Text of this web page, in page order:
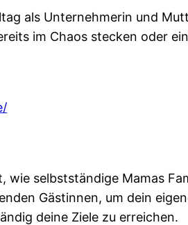
als Unternehmerin und
im Chaos stecken oder
wie selbstständige Mamas
Gästinnen, um dein
deine Ziele zu erreichen.